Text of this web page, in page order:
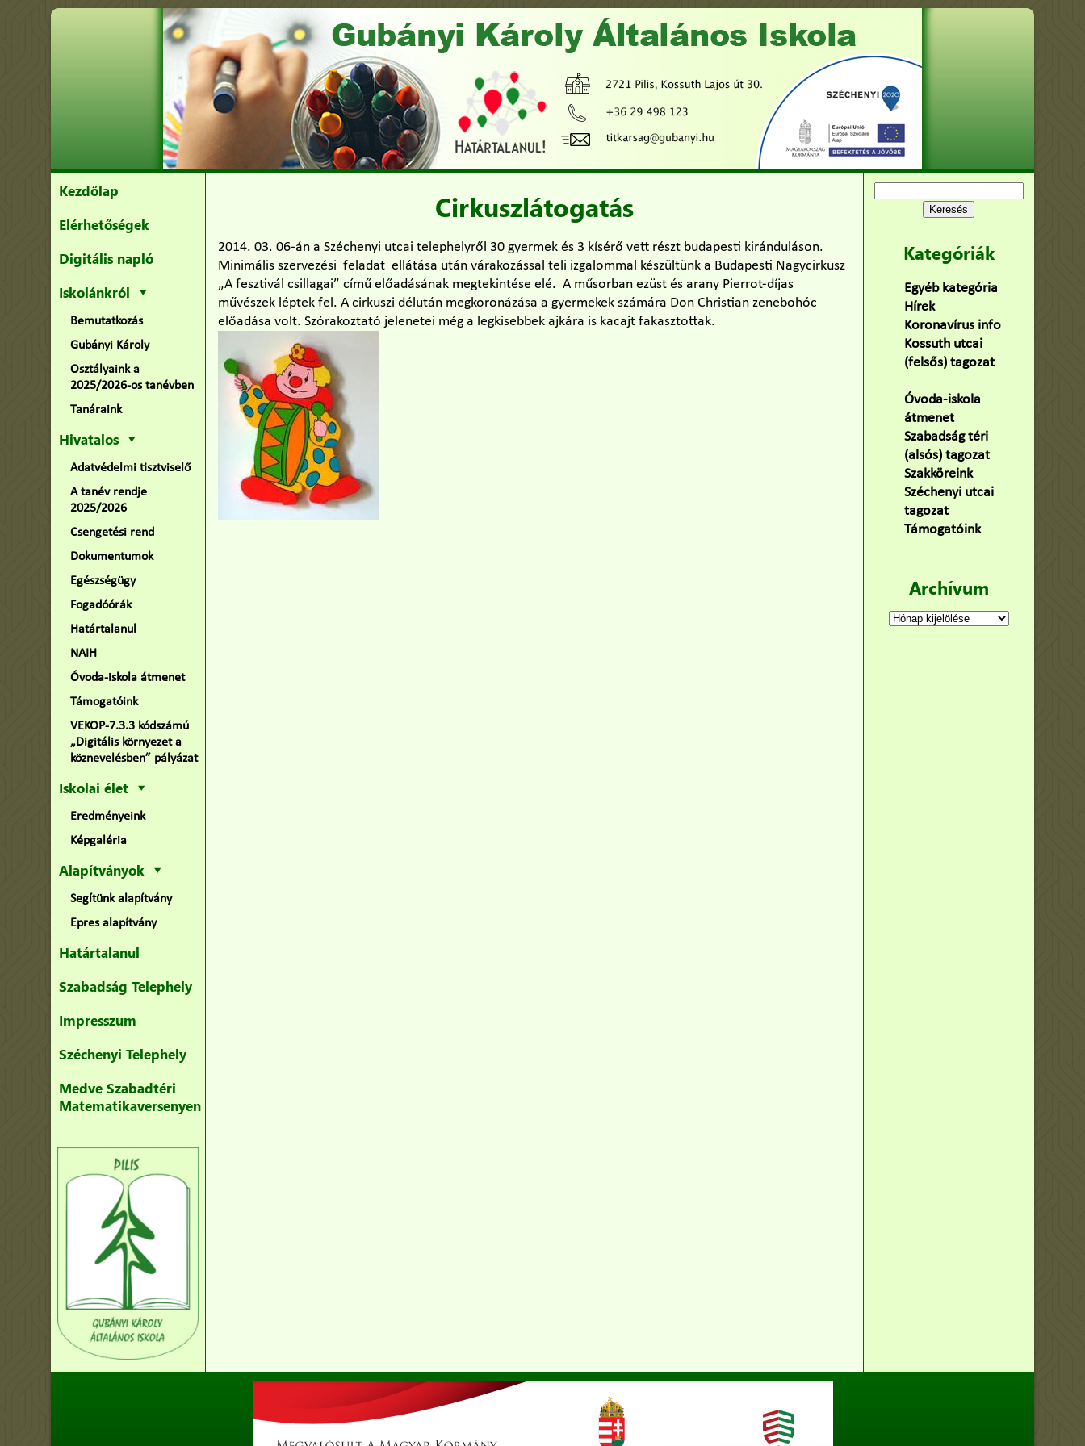
Kezdőlap
Elérhetőségek
Digitális napló
Iskolánkról
Bemutatkozás
Gubányi Károly
Osztályaink a
2025/2026-os tanévben
Tanáraink
Hivatalos
Adatvédelmi tisztviselő
A tanév rendje
2025/2026
Csengetési rend
Dokumentumok
Egészségügy
Fogadóórák
Határtalanul
NAIH
Óvoda-iskola átmenet
Támogatóink
VEKOP-7.3.3 kódszámú
„Digitális környezet a
köznevelésben” pályázat
Iskolai élet
Eredményeink
Képgaléria
Alapítványok
Segítünk alapítvány
Epres alapítvány
Határtalanul
Szabadság Telephely
Impresszum
Széchenyi Telephely
Medve Szabadtéri
Matematikaversenyen
Cirkuszlátogatás
2014. 03. 06-án a Széchenyi utcai telephelyről 30 gyermek és 3 kísérő vett részt budapesti kiránduláson.
Minimális szervezési feladat ellátása után várakozással teli izgalommal készültünk a Budapesti Nagycirkusz
„A fesztivál csillagai” című előadásának megtekintése elé. A műsorban ezüst és arany Pierrot-díjas
művészek léptek fel. A cirkuszi délután megkoronázása a gyermekek számára Don Christian zenebohóc
előadása volt. Szórakoztató jelenetei még a legkisebbek ajkára is kacajt fakasztottak.
Kategóriák
Egyéb kategória
Hírek(478)
Koronavírus info(2)
Kossuth utcai
(felsős) tagozat
Óvoda-iskola
átmenet(22)
Szabadság téri
(alsós) tagozat(160)
Szakköreink(3)
Széchenyi utcai
tagozat(141)
Támogatóink(9)
Archívum
Archívum